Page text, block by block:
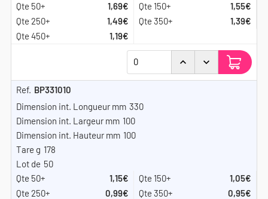
1,69€
1,55€
1,49€
1,39€
1,19€
BP331010
330
100
100
178
50
1,15€
1,05€
0,99€
0,95€